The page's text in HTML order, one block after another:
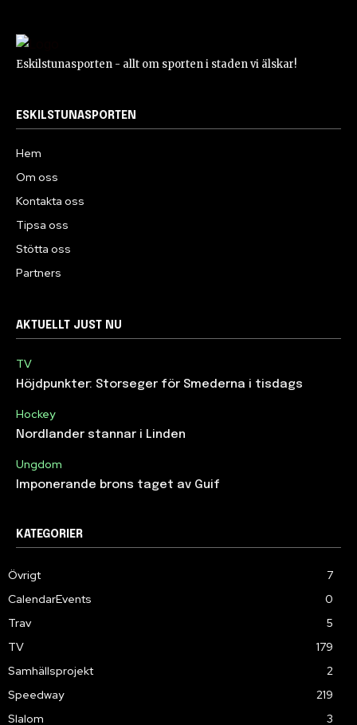
Eskilstunasporten - allt om sporten i staden vi älskar!
ESKILSTUNASPORTEN
Hem
Om oss
Kontakta oss
Tipsa oss
Stötta oss
Partners
AKTUELLT JUST NU
TV
Höjdpunkter: Storseger för Smederna i tisdags
Hockey
Nordlander stannar i Linden
Ungdom
Imponerande brons taget av Guif
KATEGORIER
Övrigt
7
CalendarEvents
0
Trav
5
TV
179
Samhällsprojekt
2
Speedway
219
Slalom
3